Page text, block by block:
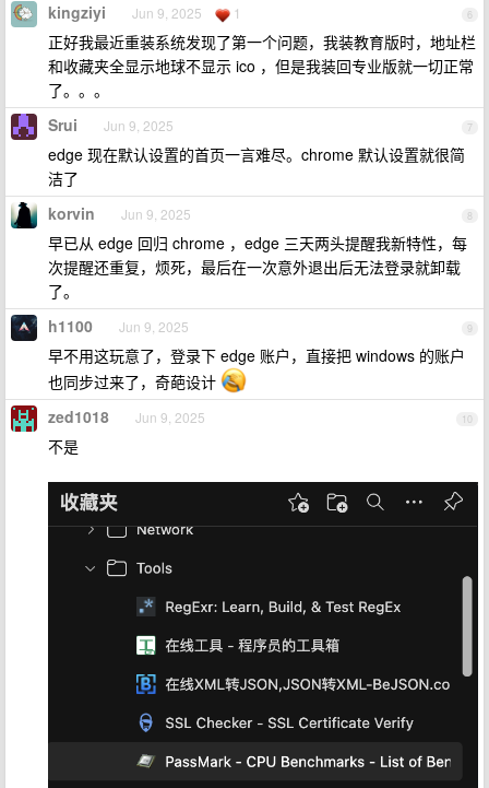
6
kingziyi Jun 9, 2025 1
正好我最近重装系统发现了第一个问题，我装教育版时，地址栏
和收藏夹全显示地球不显示 ico ，但是我装回专业版就一切正常
了。。。
7
Srui Jun 9, 2025
edge 现在默认设置的首页一言难尽。chrome 默认设置就很简
洁了
8
korvin Jun 9, 2025
早已从 edge 回归 chrome ，edge 三天两头提醒我新特性，每
次提醒还重复，烦死，最后在一次意外退出后无法登录就卸载
了。
9
h1100 Jun 9, 2025
早不用这玩意了，登录下 edge 账户，直接把 windows 的账户
也同步过来了，奇葩设计
10
zed1018 Jun 9, 2025
不是